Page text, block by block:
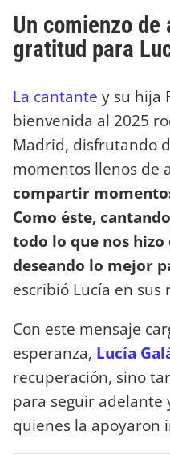
Un comienzo de
gratitud para
La cantante y su hija
bienvenida al 2025
Madrid, disfrutando
momentos llenos de
compartir
Como éste,
todo lo que nos hizo
deseando lo mejor
escribió Lucía en sus
Con este mensaje
esperanza, Lucía
recuperación, sino
para seguir adelante
quienes la apoyaron